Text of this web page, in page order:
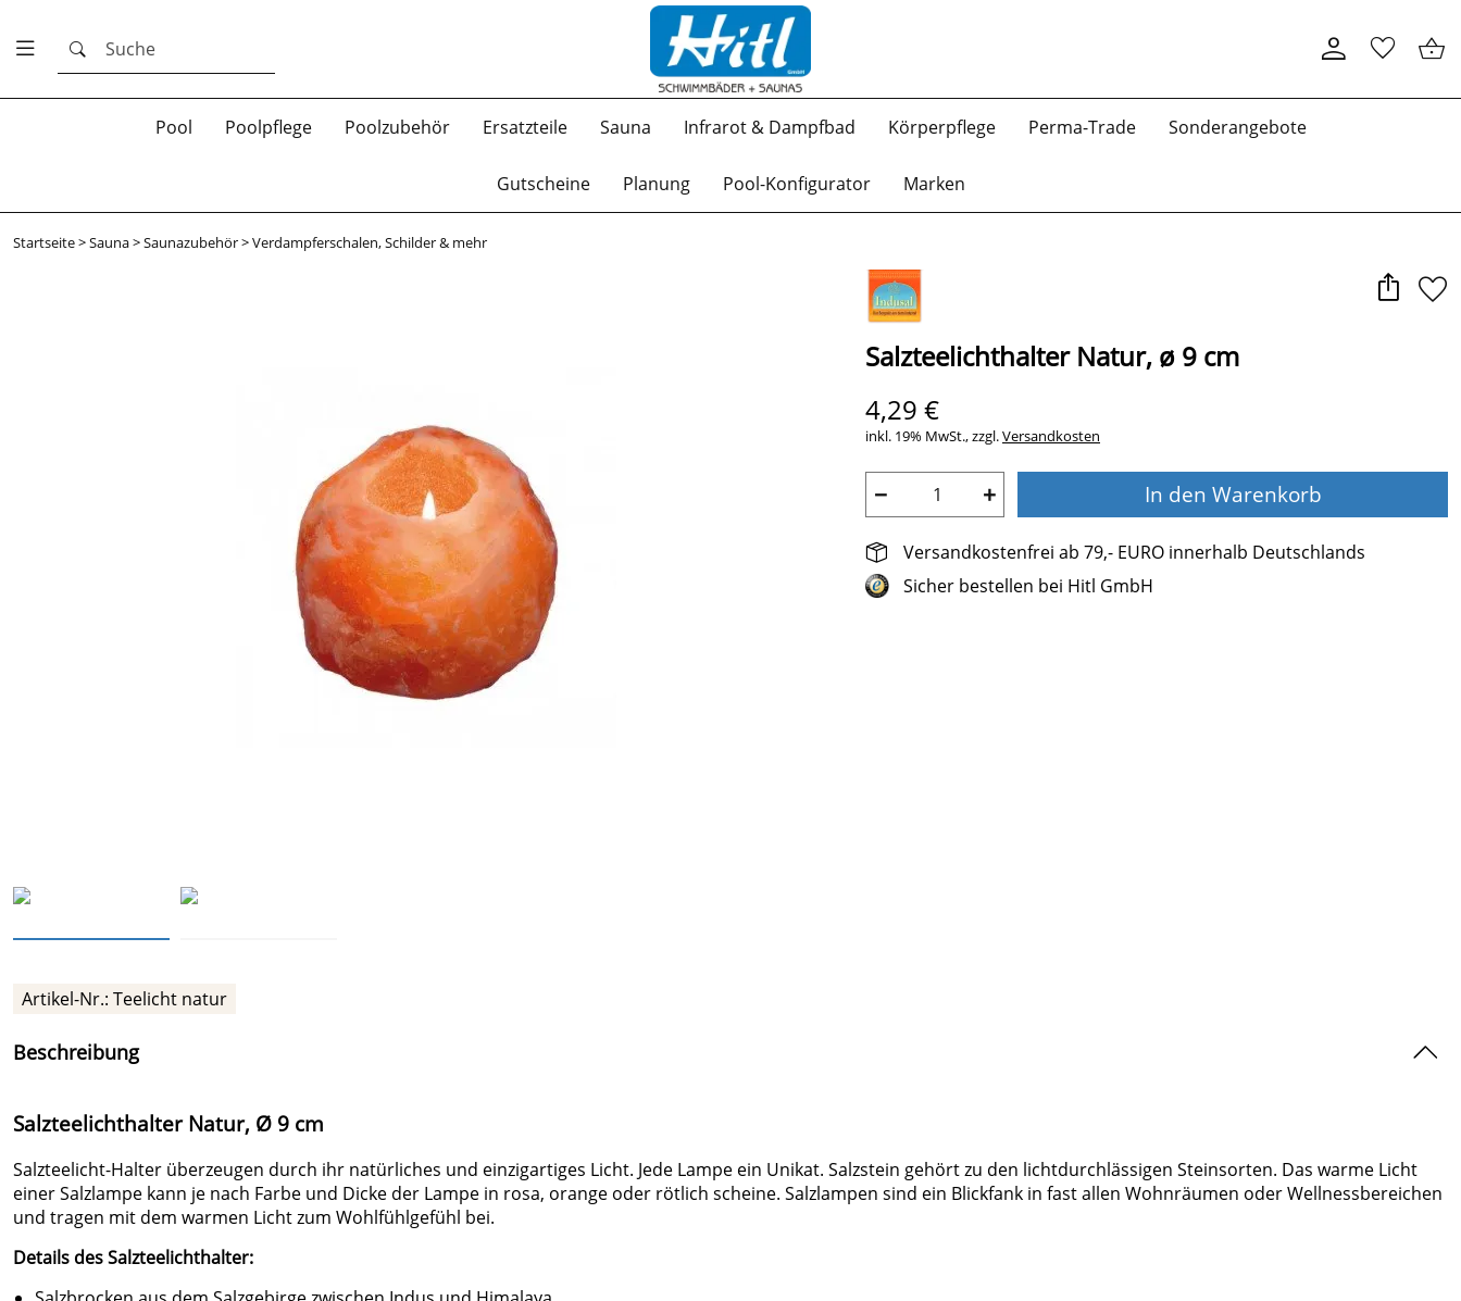
Suche
Pool Poolpflege Poolzubehör Ersatzteile Sauna Infrarot & Dampfbad Körperpflege Perma-Trade Sonderangebote
Gutscheine Planung Pool-Konfigurator Marken
Startseite>Sauna>Saunazubehör>Verdampferschalen, Schilder & mehr
Salzteelichthalter Natur, ø 9 cm
4,29 €
inkl. 19% MwSt., zzgl.Versandkosten
− + In den Warenkorb
Versandkostenfrei ab 79,- EURO innerhalb Deutschlands
Sicher bestellen bei Hitl GmbH
Artikel-Nr.: Teelicht natur
Beschreibung
Salzteelichthalter Natur, Ø 9 cm
Salzteelicht-Halter überzeugen durch ihr natürliches und einzigartiges Licht. Jede Lampe ein Unikat. Salzstein gehört zu den lichtdurchlässigen Steinsorten. Das warme Licht
einer Salzlampe kann je nach Farbe und Dicke der Lampe in rosa, orange oder rötlich scheine. Salzlampen sind ein Blickfank in fast allen Wohnräumen oder Wellnessbereichen
und tragen mit dem warmen Licht zum Wohlfühlgefühl bei.
Details des Salzteelichthalter: